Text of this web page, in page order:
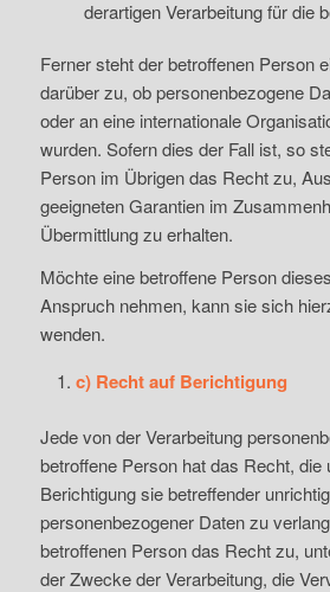
derartigen Verarbeitung für die
Ferner steht der betroffenen Person
darüber zu, ob personenbezogene
oder an eine internationale
wurden. Sofern dies der Fall ist, so
Person im Übrigen das Recht zu,
geeigneten Garantien im
Übermittlung zu erhalten.
Möchte eine betroffene Person
Anspruch nehmen, kann sie sich
wenden.
c) Recht auf Berichtigung
Jede von der Verarbeitung
betroffene Person hat das Recht, die
Berichtigung sie betreffender
personenbezogener Daten zu
betroffenen Person das Recht zu,
der Zwecke der Verarbeitung, die